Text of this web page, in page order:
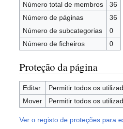
Número total de membros
36
Número de páginas
36
Número de subcategorias
0
Número de ficheiros
0
Proteção da página
Editar
Permitir todos os
Mover
Permitir todos os
Ver o registo de proteções para